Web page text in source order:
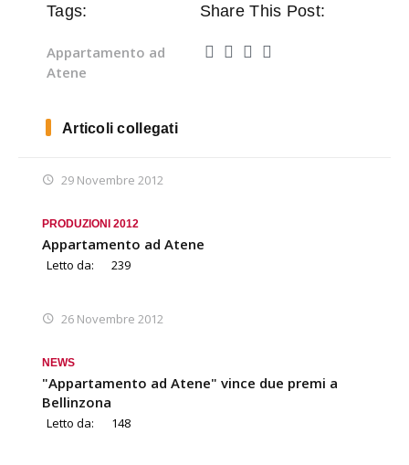
Tags:
Appartamento ad
Atene
Share This Post:
Articoli collegati
29 Novembre 2012
PRODUZIONI 2012
Appartamento ad Atene
Letto da: 239
26 Novembre 2012
NEWS
"Appartamento ad Atene" vince due premi a
Bellinzona
Letto da: 148